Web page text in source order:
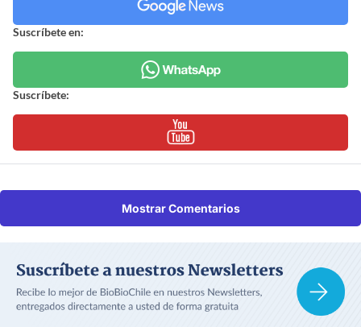
Suscríbete en:
Suscríbete:
Mostrar Comentarios